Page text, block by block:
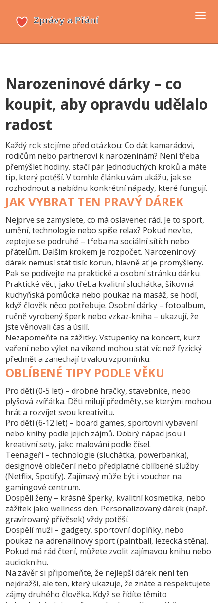
Narozeninové dárky – co
koupit, aby opravdu udělalo
radost
Každý rok stojíme před otázkou: Co dát kamarádovi,
rodičům nebo partnerovi k narozeninám? Není třeba
přemýšlet hodiny, stačí pár jednoduchých kroků a máte
tip, který potěší. V tomhle článku vám ukážu, jak se
rozhodnout a nabídnu konkrétní nápady, které fungují.
JAK VYBRAT TEN PRAVÝ DÁREK
Nejprve se zamyslete, co má oslavenec rád. Je to sport,
umění, technologie nebo spíše relax? Pokud nevíte,
zeptejte se podruhé – třeba na sociální sítích nebo
přátelům. Dalším krokem je rozpočet. Narozeninový
dárek nemusí stát tisíc korun, hlavně ať je promyšlený.
Pak se podívejte na praktické a osobní stránku dárku.
Praktické věci, jako třeba kvalitní sluchátka, šikovná
kuchyňská pomůcka nebo poukaz na masáž, se hodí,
když člověk něco potřebuje. Osobní dárky – fotoalbum,
ručně vyrobený šperk nebo vzkaz‑kniha – ukazují, že
jste věnovali čas a úsilí.
Nezapomeňte na zážitky. Vstupenky na koncert, kurz
vaření nebo výlet na víkend mohou stát víc než fyzický
předmět a zanechají trvalou vzpomínku.
OBLÍBENÉ TIPY PODLE VĚKU
Pro děti (0‑5 let) – drobné hračky, stavebnice, nebo
plyšová zvířátka. Děti milují předměty, se kterými mohou
hrát a rozvíjet svou kreativitu.
Pro děti (6‑12 let) – board games, sportovní vybavení
nebo knihy podle jejich zájmů. Dobrý nápad jsou i
kreativní sety, jako malování podle čísel.
Teenageři – technologie (sluchátka, powerbanka),
designové oblečení nebo předplatné oblíbené služby
(Netflix, Spotify). Zajímavý může být i voucher na
gamingové centrum.
Dospělí ženy – krásné šperky, kvalitní kosmetika, nebo
zážitek jako wellness den. Personalizovaný dárek (např.
gravírovaný přívěsek) vždy potěší.
Dospělí muži – gadgety, sportovní doplňky, nebo
poukaz na adrenalinový sport (paintball, lezecká stěna).
Pokud má rád čtení, můžete zvolit zajímavou knihu nebo
audioknihu.
Na závěr si připomeňte, že nejlepší dárek není ten
nejdražší, ale ten, který ukazuje, že znáte a respektujete
zájmy druhého člověka. Když se řídíte těmito